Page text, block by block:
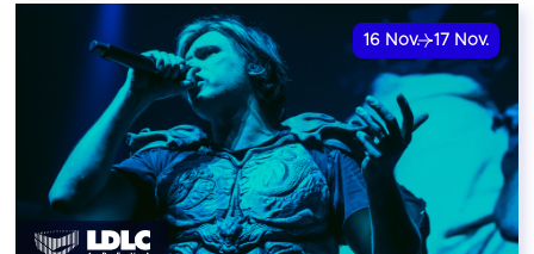
16 Nov. 17 Nov.